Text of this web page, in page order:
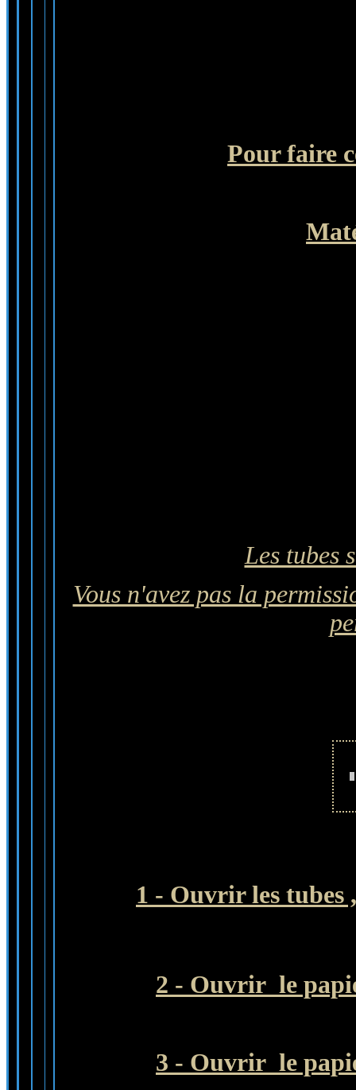
Pour faire
Les tubes
Vous n'avez pas la
1 - Ouvrir les tubes
2 - Ouvrir le
3 - Ouvrir le